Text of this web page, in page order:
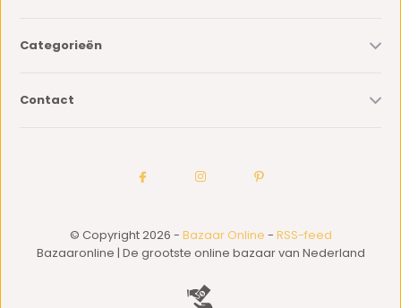
Categorieën
Contact
© Copyright 2026 - Bazaar Online - RSS-feed
Bazaaronline | De grootste online bazaar van Nederland